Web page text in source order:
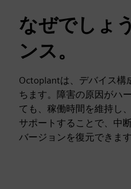
なぜでしょ
ンス。
Octoplantは、デバイス構
ちます。障害の原因がハ
ても、稼働時間を維持し
サポートすることで、中
バージョンを復元できます